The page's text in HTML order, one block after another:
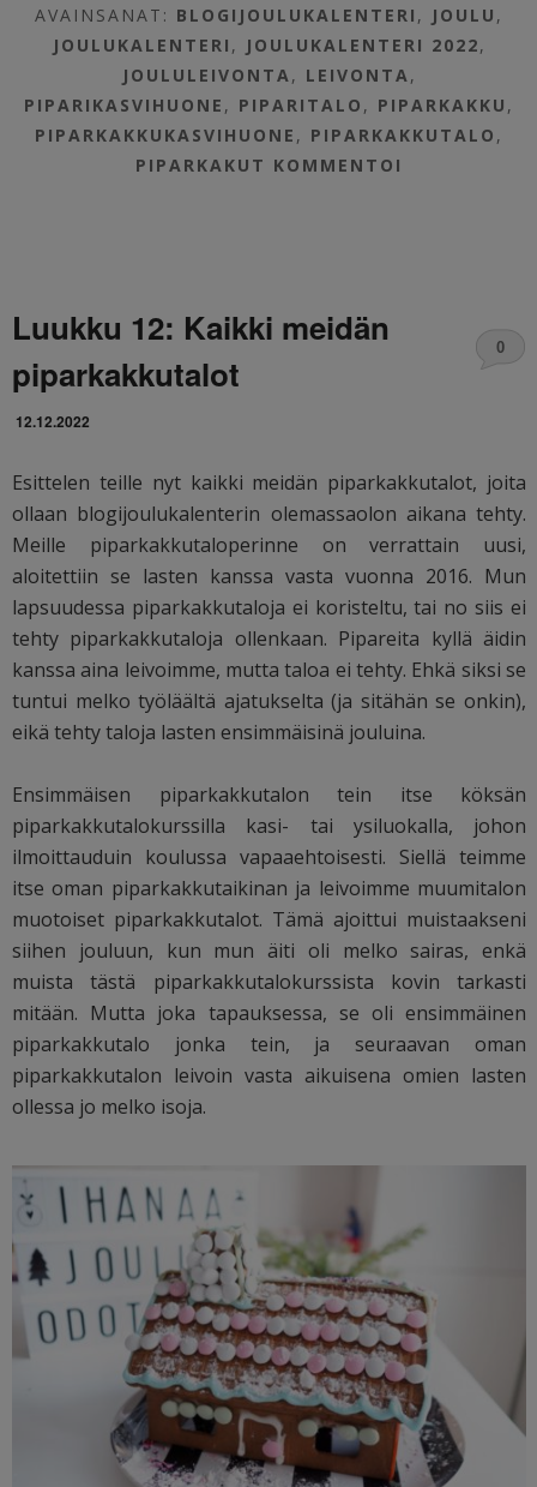
AVAINSANAT: BLOGIJOULUKALENTERI , JOULU ,
JOULUKALENTERI , JOULUKALENTERI 2022,
JOULULEIVONTA , LEIVONTA ,
PIPARIKASVIHUONE , PIPARITALO , PIPARKAKKU ,
PIPARKAKKUKASVIHUONE , PIPARKAKKUTALO ,
PIPARKAKUT KOMMENTOI
Luukku 12: Kaikki meidän
piparkakkutalot
12.12.2022
0
Esittelen teille nyt kaikki meidän piparkakkutalot, joita
ollaan blogijoulukalenterin olemassaolon aikana tehty.
Meille piparkakkutaloperinne on verrattain uusi,
aloitettiin se lasten kanssa vasta vuonna 2016. Mun
lapsuudessa piparkakkutaloja ei koristeltu, tai no siis ei
tehty piparkakkutaloja ollenkaan. Pipareita kyllä äidin
kanssa aina leivoimme, mutta taloa ei tehty. Ehkä siksi se
tuntui melko työläältä ajatukselta (ja sitähän se onkin),
eikä tehty taloja lasten ensimmäisinä jouluina.
Ensimmäisen piparkakkutalon tein itse köksän
piparkakkutalokurssilla kasi- tai ysiluokalla, johon
ilmoittauduin koulussa vapaaehtoisesti. Siellä teimme
itse oman piparkakkutaikinan ja leivoimme muumitalon
muotoiset piparkakkutalot. Tämä ajoittui muistaakseni
siihen jouluun, kun mun äiti oli melko sairas, enkä
muista tästä piparkakkutalokurssista kovin tarkasti
mitään. Mutta joka tapauksessa, se oli ensimmäinen
piparkakkutalo jonka tein, ja seuraavan oman
piparkakkutalon leivoin vasta aikuisena omien lasten
ollessa jo melko isoja.